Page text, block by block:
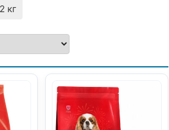
кг